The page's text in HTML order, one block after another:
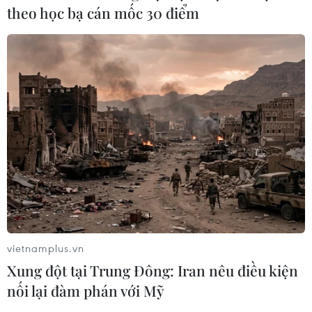
“Nghe” buôn làng Tây Nguyên kể
chuyện bản sắc văn hóa giữa lòng Hà
10/08/2026 04:20
Thưởng thức hương vị biển cả trong
nồi lẩu sứa Quy Nhơn
09/08/2026 22:55
Dogo Onsen Honkan - biểu
tượng suối nước nóng hơn 3.000
năm tuổi của Nhật Bản
09/08/2026 22:46
theo học bạ cán mốc 30 điểm
vietnamplus.vn
Xung đột tại Trung Đông: Iran nêu điều kiện
nối lại đàm phán với Mỹ